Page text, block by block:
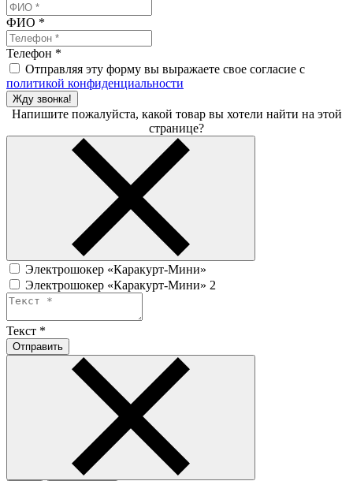
ФИО *
Телефон *
Отправляя эту форму вы выражаете свое согласие с
политикой конфиденциальности
Жду звонка!
Напишите пожалуйста, какой товар вы хотели найти на этой
странице?
Электрошокер «Каракурт-Мини»
Электрошокер «Каракурт-Мини» 2
Текст *
Отправить